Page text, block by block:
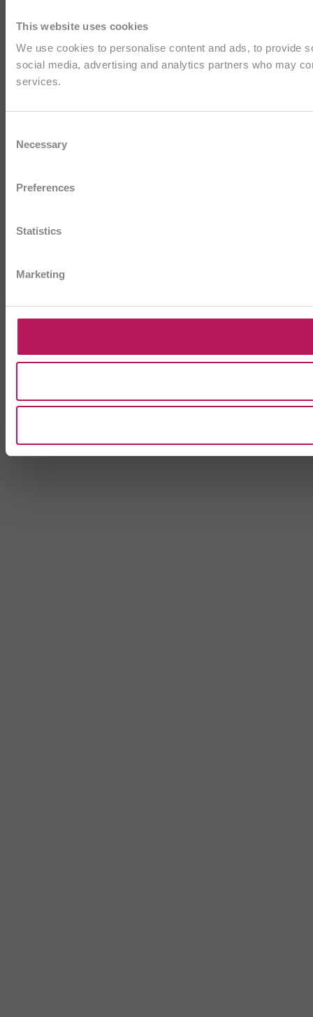
This website uses cookies
We use cookies to personalise content and ads, to provide
social media, advertising and analytics partners who may
services.
Selection
Necessary
Preferences
Statistics
Marketing